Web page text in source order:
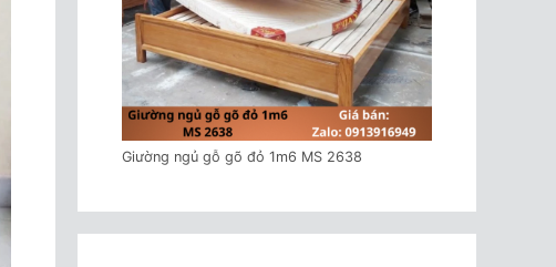
Giường ngủ gỗ gõ đỏ 1m6 MS 2638